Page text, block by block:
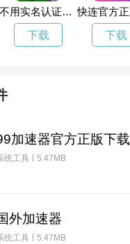
不用实名认证的加速器罗布乐思
下载 下载
加速器官方正版下载
统工具 5.47MB
外加速器
统工具 5.47MB